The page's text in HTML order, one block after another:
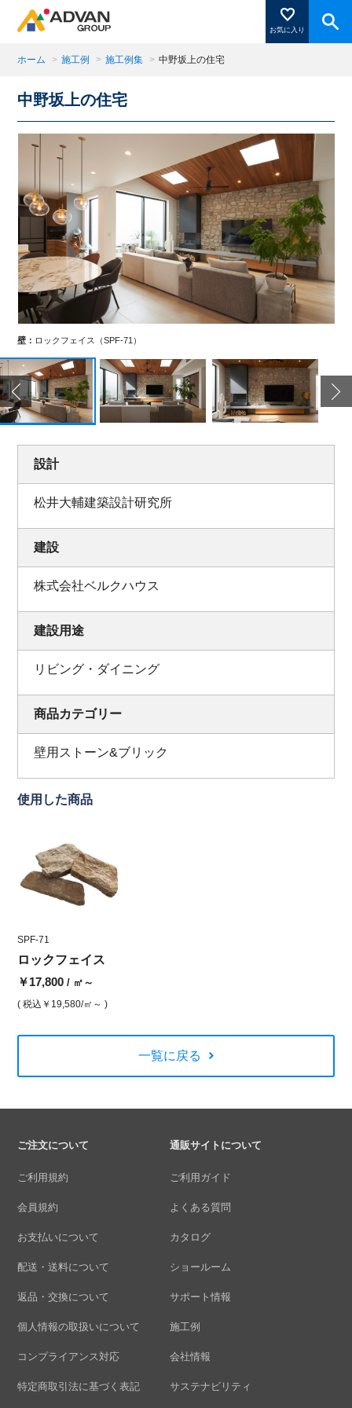
お気に入り
商品ページにある「お気に入り登録」を押すと登録した
商品がここに表示されます。
閉じる
ホーム > 施工例 > 施工例集 > 中野坂上の住宅
中野坂上の住宅
壁： ロックフェイス（SPF-71）
設計
松井大輔建築設計研究所
建設
株式会社ベルクハウス
建設用途
リビング・ダイニング
商品カテゴリー
壁用ストーン&ブリック
使用した商品
SPF-71
ロックフェイス
￥17,800/ ㎡～
( 税込 ￥19,580/㎡～ )
一覧に戻る
ご注文について
ご利用規約
会員規約
お支払いについて
配送・送料について
返品・交換について
個人情報の取扱いについて
コンプライアンス対応
特定商取引法に基づく表記
通販サイトについて
ご利用ガイド
よくある質問
カタログ
ショールーム
サポート情報
施工例
会社情報
サステナビリティ